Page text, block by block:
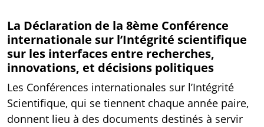
La Déclaration de la 8ème Conférence
internationale sur l’Intégrité scientifique
sur les interfaces entre recherches,
innovations, et décisions politiques
Les Conférences internationales sur l’Intégrité
Scientifique, qui se tiennent chaque année paire,
donnent lieu à des documents destinés à servir